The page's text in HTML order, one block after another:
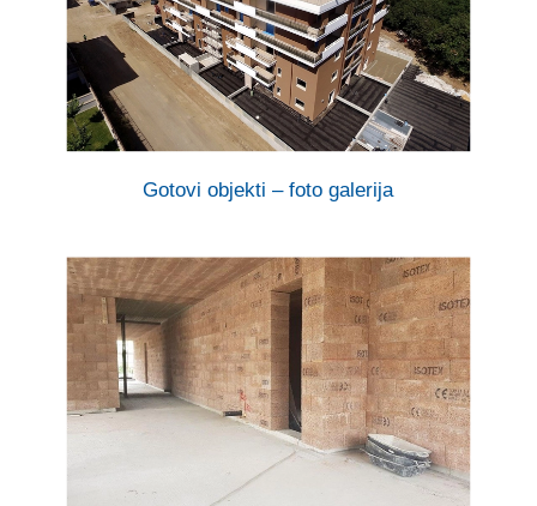
Gotovi objekti – foto galerija